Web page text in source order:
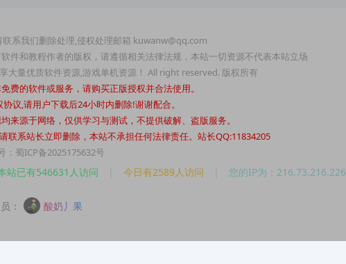
系我们删除处理,侵权处理邮箱 kuwanw@qq.com
件和教程作者的版权，请遵循相关法律法规，本站一切资源不代表本站立场
大量优质软件资源,游戏单机资源！ All right reserved. 版权所有
费的软件或服务，请购买正版授权并合法使用。
议,请用户下载后24小时内删除!谢谢配合。
来源于网络，仅供学习与测试，不提供破解、盗版服务。
联系站长立即删除，本站不承担任何法律责任。站长QQ:11834205
：蜀ICP备2025175632号
站已有546631人访问 今日有2589人访问 您的IP为：216.73.216.226
： 酸奶丿果